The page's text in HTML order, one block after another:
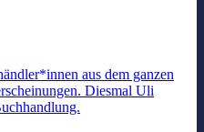
aus dem ganzen
Diesmal Uli